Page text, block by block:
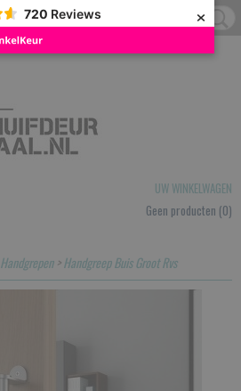
720 Reviews ×
UW WINKELWAGEN
Geen producten (0)
Handgrepen>Handgreep Buis Groot Rvs